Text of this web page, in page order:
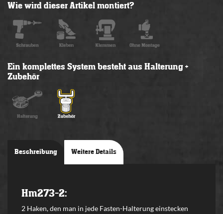
Wie wird dieser Artikel montiert?
Ein komplettes System besteht aus Halterung +
Zubehör
Beschreibung Weitere Details
Hm273-2:
2 Haken, den man in jede Fasten-Halterung einstecken